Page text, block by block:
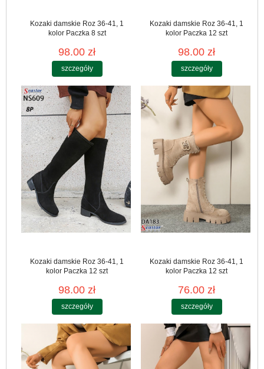
Kozaki damskie Roz 36-41, 1
kolor Paczka 8 szt
98.00 zł
szczegóły
Kozaki damskie Roz 36-41, 1
kolor Paczka 12 szt
98.00 zł
szczegóły
Kozaki damskie Roz 36-41, 1
kolor Paczka 12 szt
98.00 zł
szczegóły
Kozaki damskie Roz 36-41, 1
kolor Paczka 12 szt
76.00 zł
szczegóły